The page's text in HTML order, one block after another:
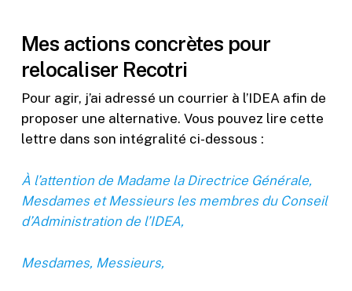
Mes actions concrètes pour
relocaliser Recotri
Pour agir, j’ai adressé un courrier à l’IDEA afin de
proposer une alternative. Vous pouvez lire cette
lettre dans son intégralité ci-dessous :
À l’attention de Madame la Directrice Générale,
Mesdames et Messieurs les membres du Conseil
d’Administration de l’IDEA,
Mesdames, Messieurs,